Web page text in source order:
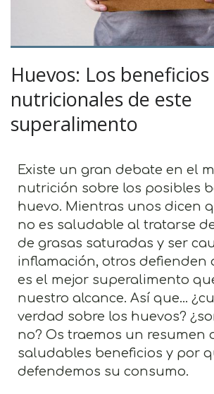
Huevos: Los beneficios
nutricionales de este
superalimento
Existe un gran debate en el
nutrición sobre los posibles
huevo. Mientras unos dicen
no es saludable al tratarse
de grasas saturadas y ser
inflamación, otros defienden
es el mejor superalimento
nuestro alcance. Así que...
verdad sobre los huevos?
no? Os traemos un resumen
saludables beneficios y por
defendemos su consumo.